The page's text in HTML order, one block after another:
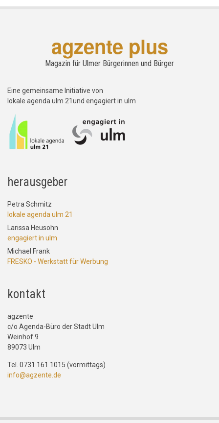
agzente plus
Magazin für Ulmer Bürgerinnen und Bürger
Eine gemeinsame Initiative von
lokale agenda ulm 21und engagiert in ulm
herausgeber
Petra Schmitz
lokale agenda ulm 21
Larissa Heusohn
engagiert in ulm
Michael Frank
FRESKO - Werkstatt für Werbung
kontakt
agzente
c/o Agenda-Büro der Stadt Ulm
Weinhof 9
89073 Ulm
Tel. 0731 161 1015 (vormittags)
info@agzente.de